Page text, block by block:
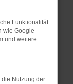
Funktionalität
wie Google
und weitere
Nutzung der